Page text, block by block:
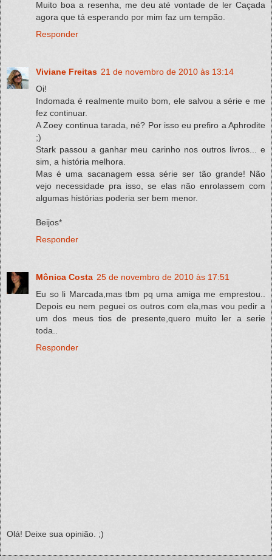
Muito boa a resenha, me deu até vontade de ler Caçada
agora que tá esperando por mim faz um tempão.
Responder
Viviane Freitas 21 de novembro de 2010 às 13:14
Oi!
Indomada é realmente muito bom, ele salvou a série e me
fez continuar.
A Zoey continua tarada, né? Por isso eu prefiro a Aphrodite
;)
Stark passou a ganhar meu carinho nos outros livros... e
sim, a história melhora.
Mas é uma sacanagem essa série ser tão grande! Não
vejo necessidade pra isso, se elas não enrolassem com
algumas histórias poderia ser bem menor.
Beijos*
Responder
Mônica Costa 25 de novembro de 2010 às 17:51
Eu so li Marcada,mas tbm pq uma amiga me emprestou..
Depois eu nem peguei os outros com ela,mas vou pedir a
um dos meus tios de presente,quero muito ler a serie
toda..
Responder
Olá! Deixe sua opinião. ;)